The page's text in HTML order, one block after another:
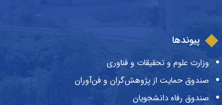
پیوندها
وزارت علوم و تحقیقات و فناوری
صندوق حمایت از پژوهش‌گران و فن‌آوران
صندوق رفاه دانشجویان